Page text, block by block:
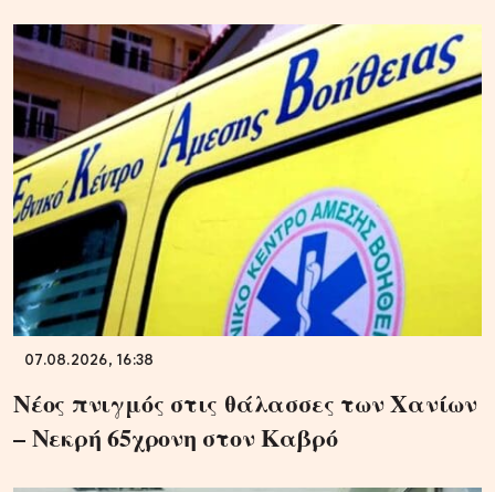
07.08.2026, 16:38
Νέος πνιγμός στις θάλασσες των Χανίων
– Νεκρή 65χρονη στον Καβρό